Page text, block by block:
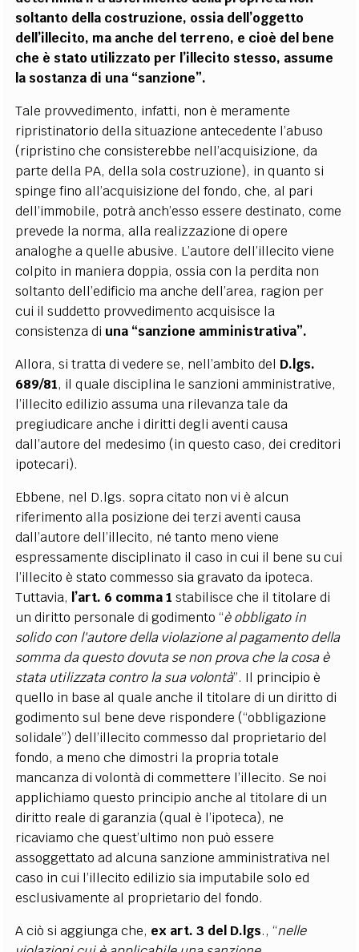
soltanto della costruzione, ossia dell’oggetto
dell’illecito, ma anche del terreno, e cioè del bene
che è stato utilizzato per l’illecito stesso, assume
la sostanza di una “sanzione”.
Tale provvedimento, infatti, non è meramente
ripristinatorio della situazione antecedente l’abuso
(ripristino che consisterebbe nell’acquisizione, da
parte della PA, della sola costruzione), in quanto si
spinge fino all’acquisizione del fondo, che, al pari
dell’immobile, potrà anch’esso essere destinato, come
prevede la norma, alla realizzazione di opere
analoghe a quelle abusive. L’autore dell’illecito viene
colpito in maniera doppia, ossia con la perdita non
soltanto dell’edificio ma anche dell’area, ragion per
cui il suddetto provvedimento acquisisce la
consistenza di una “sanzione amministrativa”.
Allora, si tratta di vedere se, nell’ambito del D.lgs.
689/81, il quale disciplina le sanzioni amministrative,
l’illecito edilizio assuma una rilevanza tale da
pregiudicare anche i diritti degli aventi causa
dall’autore del medesimo (in questo caso, dei creditori
ipotecari).
Ebbene, nel D.lgs. sopra citato non vi è alcun
riferimento alla posizione dei terzi aventi causa
dall’autore dell’illecito, né tanto meno viene
espressamente disciplinato il caso in cui il bene su cui
l’illecito è stato commesso sia gravato da ipoteca.
Tuttavia, l’art. 6 comma 1 stabilisce che il titolare di
un diritto personale di godimento “è obbligato in
solido con l'autore della violazione al pagamento della
somma da questo dovuta se non prova che la cosa è
stata utilizzata contro la sua volontà”. Il principio è
quello in base al quale anche il titolare di un diritto di
godimento sul bene deve rispondere (“obbligazione
solidale”) dell’illecito commesso dal proprietario del
fondo, a meno che dimostri la propria totale
mancanza di volontà di commettere l’illecito. Se noi
applichiamo questo principio anche al titolare di un
diritto reale di garanzia (qual è l’ipoteca), ne
ricaviamo che quest’ultimo non può essere
assoggettato ad alcuna sanzione amministrativa nel
caso in cui l’illecito edilizio sia imputabile solo ed
esclusivamente al proprietario del fondo.
A ciò si aggiunga che, ex art. 3 del D.lgs., “nelle